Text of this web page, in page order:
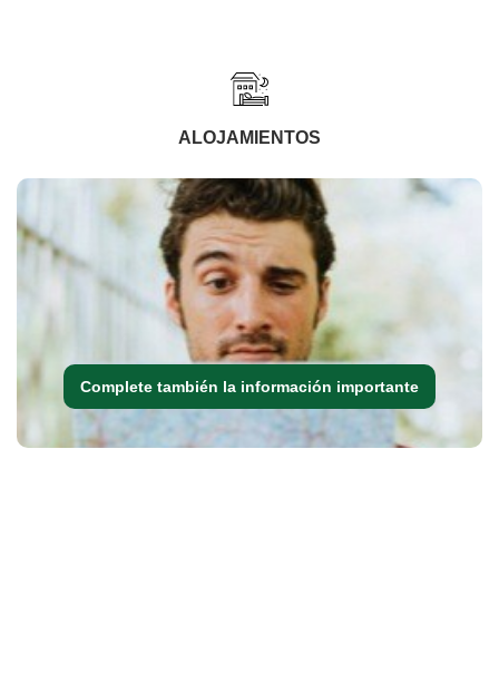
ALOJAMIENTOS
Complete también la información importante